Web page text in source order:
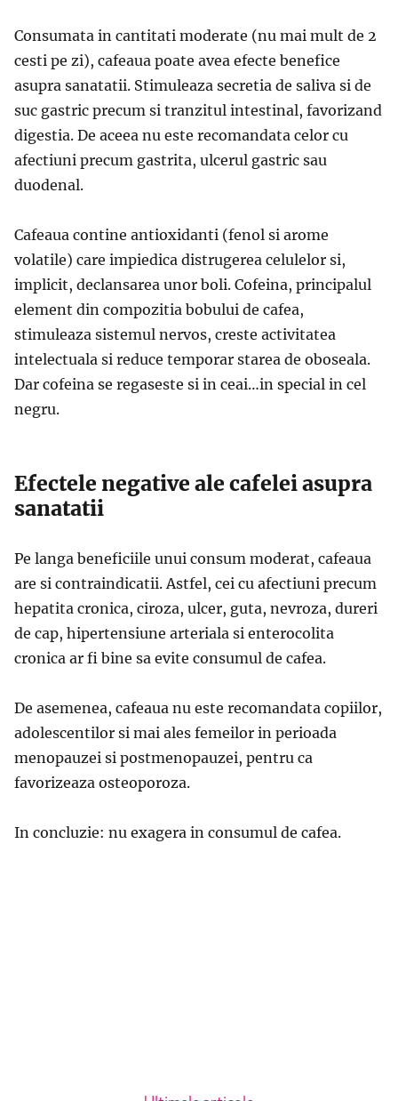
Consumata in cantitati moderate (nu mai mult de 2
cesti pe zi), cafeaua poate avea efecte benefice
asupra sanatatii. Stimuleaza secretia de saliva si de
suc gastric precum si tranzitul intestinal, favorizand
digestia. De aceea nu este recomandata celor cu
afectiuni precum gastrita, ulcerul gastric sau
duodenal.
Cafeaua contine antioxidanti (fenol si arome
volatile) care impiedica distrugerea celulelor si,
implicit, declansarea unor boli. Cofeina, principalul
element din compozitia bobului de cafea,
stimuleaza sistemul nervos, creste activitatea
intelectuala si reduce temporar starea de oboseala.
Dar cofeina se regaseste si in ceai…in special in cel
negru.
Efectele negative ale cafelei asupra
sanatatii
Pe langa beneficiile unui consum moderat, cafeaua
are si contraindicatii. Astfel, cei cu afectiuni precum
hepatita cronica, ciroza, ulcer, guta, nevroza, dureri
de cap, hipertensiune arteriala si enterocolita
cronica ar fi bine sa evite consumul de cafea.
De asemenea, cafeaua nu este recomandata copiilor,
adolescentilor si mai ales femeilor in perioada
menopauzei si postmenopauzei, pentru ca
favorizeaza osteoporoza.
In concluzie: nu exagera in consumul de cafea.